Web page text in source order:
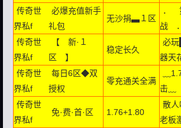
传奇世
界私f
必爆充值新手
礼包
无沙捐▃１区
．
战 ．
传奇世
界私f
【 新·１
区 】
稳定长久
必
器天
传奇世
界私f
每日6区◆双
授权
零充通关全满
击﹏
传奇世
界私f
免·费·首·区 1.76+1.80
散人
老板